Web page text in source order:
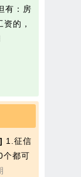
有：房
的，
1.征信
个都可